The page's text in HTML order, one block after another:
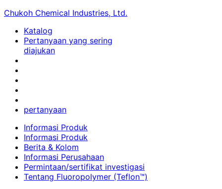
Chukoh Chemical Industries, Ltd.
Katalog
Pertanyaan yang sering
diajukan
pertanyaan
Informasi Produk
Informasi Produk
Berita & Kolom
Informasi Perusahaan
Permintaan/sertifikat investigasi
Tentang Fluoropolymer (Teflon™)